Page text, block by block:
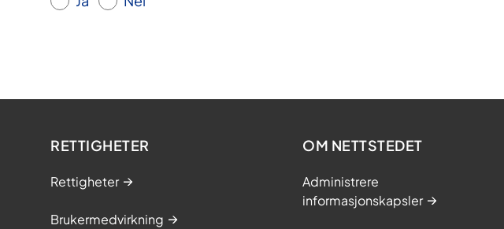
RETTIGHETER
Rettigheter
Brukermedvirkning
OM NETTSTEDET
Administrere
informasjonskapsler